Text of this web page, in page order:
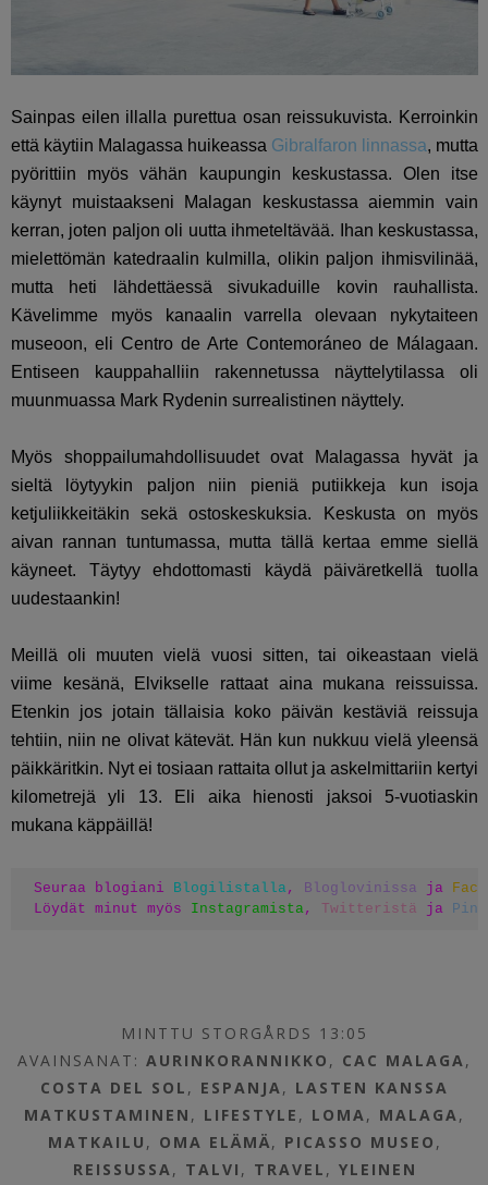
Sainpas eilen illalla purettua osan reissukuvista. Kerroinkin
että käytiin Malagassa huikeassa Gibralfaron linnassa, mutta
pyörittiin myös vähän kaupungin keskustassa. Olen itse
käynyt muistaakseni Malagan keskustassa aiemmin vain
kerran, joten paljon oli uutta ihmeteltävää. Ihan keskustassa,
mielettömän katedraalin kulmilla, olikin paljon ihmisvilinää,
mutta heti lähdettäessä sivukaduille kovin rauhallista.
Kävelimme myös kanaalin varrella olevaan nykytaiteen
museoon, eli Centro de Arte Contemoráneo de Málagaan.
Entiseen kauppahalliin rakennetussa näyttelytilassa oli
muunmuassa Mark Rydenin surrealistinen näyttely.
Myös shoppailumahdollisuudet ovat Malagassa hyvät ja
sieltä löytyykin paljon niin pieniä putiikkeja kun isoja
ketjuliikkeitäkin sekä ostoskeskuksia. Keskusta on myös
aivan rannan tuntumassa, mutta tällä kertaa emme siellä
käyneet. Täytyy ehdottomasti käydä päiväretkellä tuolla
uudestaankin!
Meillä oli muuten vielä vuosi sitten, tai oikeastaan vielä
viime kesänä, Elvikselle rattaat aina mukana reissuissa.
Etenkin jos jotain tällaisia koko päivän kestäviä reissuja
tehtiin, niin ne olivat kätevät. Hän kun nukkuu vielä yleensä
päikkäritkin. Nyt ei tosiaan rattaita ollut ja askelmittariin kertyi
kilometrejä yli 13. Eli aika hienosti jaksoi 5-vuotiaskin
mukana käppäillä!
Seuraa blogiani Blogilistalla, Bloglovinissa ja
Löydät minut myös Instagramista, Twitteristä ja
MINTTU STORGÅRDS 13:05
AVAINSANAT:AURINKORANNIKKO , CAC MALAGA,
COSTA DEL SOL , ESPANJA, LASTEN KANSSA
MATKUSTAMINEN , LIFESTYLE , LOMA, MALAGA,
MATKAILU , OMA ELÄMÄ, PICASSO MUSEO ,
REISSUSSA, TALVI , TRAVEL , YLEINEN